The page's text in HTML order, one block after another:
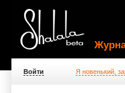
Войти Я новенький,